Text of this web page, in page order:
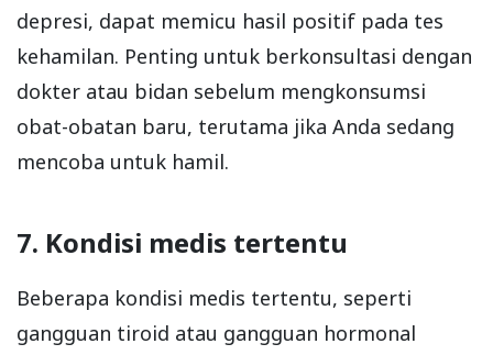
depresi, dapat memicu hasil positif pada tes
kehamilan. Penting untuk berkonsultasi dengan
dokter atau bidan sebelum mengkonsumsi
obat-obatan baru, terutama jika Anda sedang
mencoba untuk hamil.
7. Kondisi medis tertentu
Beberapa kondisi medis tertentu, seperti
gangguan tiroid atau gangguan hormonal